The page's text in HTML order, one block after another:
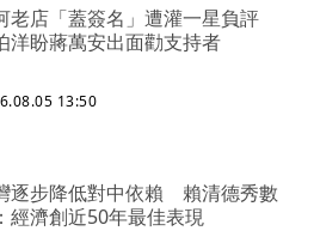
老店「蓋簽名」遭灌一星負評
洋盼蔣萬安出面勸支持者
13:50
逐步降低對中依賴 賴清德秀數
經濟創近50年最佳表現